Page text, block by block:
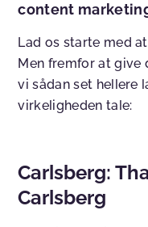
content
Lad os starte med
Men fremfor at give
vi sådan set hellere
virkeligheden tale:
Carlsberg:
Carlsberg